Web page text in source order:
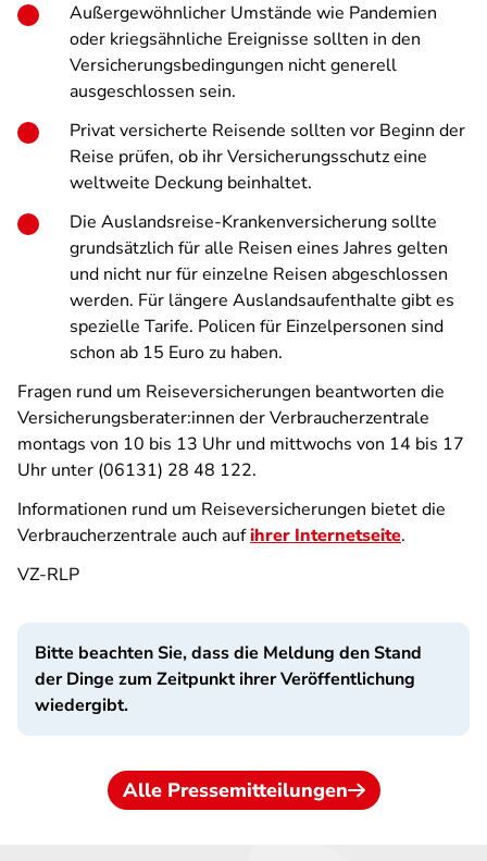
Außergewöhnlicher Umstände wie Pandemien
oder kriegsähnliche Ereignisse sollten in den
Versicherungsbedingungen nicht generell
ausgeschlossen sein.
Privat versicherte Reisende sollten vor Beginn der
Reise prüfen, ob ihr Versicherungsschutz eine
weltweite Deckung beinhaltet.
Die Auslandsreise-Krankenversicherung sollte
grundsätzlich für alle Reisen eines Jahres gelten
und nicht nur für einzelne Reisen abgeschlossen
werden. Für längere Auslandsaufenthalte gibt es
spezielle Tarife. Policen für Einzelpersonen sind
schon ab 15 Euro zu haben.
Fragen rund um Reiseversicherungen beantworten die
Versicherungsberater:innen der Verbraucherzentrale
montags von 10 bis 13 Uhr und mittwochs von 14 bis 17
Uhr unter (06131) 28 48 122.
Informationen rund um Reiseversicherungen bietet die
Verbraucherzentrale auch aufihrer Internetseite.
VZ-RLP
Bitte beachten Sie, dass die Meldung den Stand
der Dinge zum Zeitpunkt ihrer Veröffentlichung
wiedergibt.
Alle Pressemitteilungen